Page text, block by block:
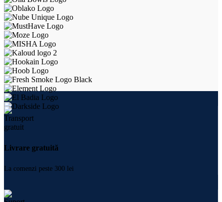
Livrare gratuită
La comenzi peste 300 lei